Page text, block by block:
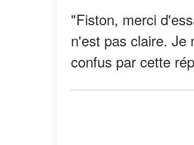
"Fiston, merci
n'est pas claire. Je
confus par cette